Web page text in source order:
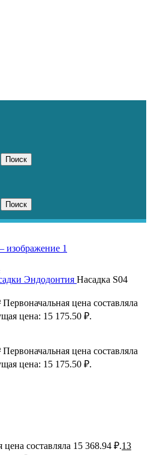
Поиск
Поиск
Эндодонтия Насадка S04
Первоначальная цена составляла
цена: 15 175.50 ₽.
Первоначальная цена составляла
цена: 15 175.50 ₽.
цена составляла 15 368.94 ₽.13